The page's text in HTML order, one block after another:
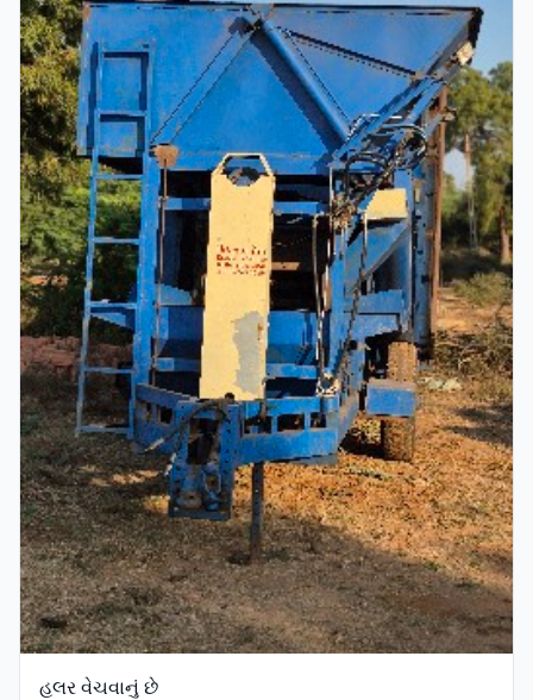
હલર વેચવાનું છે